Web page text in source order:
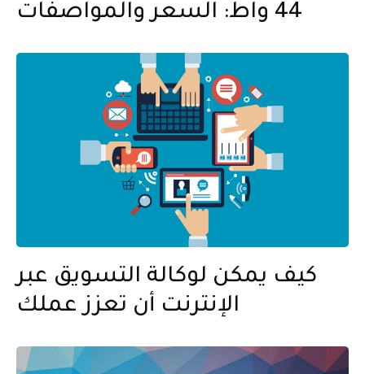
44 واط: السعر والمواصفات
كيف يمكن لوكالة التسويق عبر
الإنترنت أن تعزز عملك